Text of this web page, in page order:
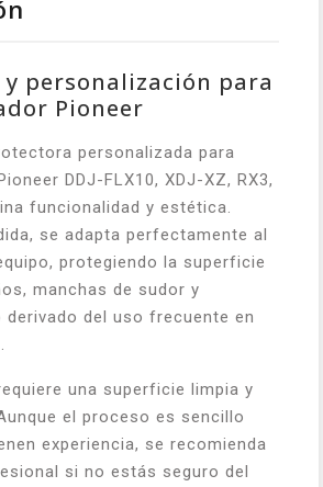
personalización para
Pioneer
personalizada para
DDJ-FLX10, XDJ-XZ, RX3,
funcionalidad y estética.
se adapta perfectamente al
protegiendo la superficie
manchas de sudor y
derivado del uso frecuente en
una superficie limpia y
el proceso es sencillo
experiencia, se recomienda
si no estás seguro del